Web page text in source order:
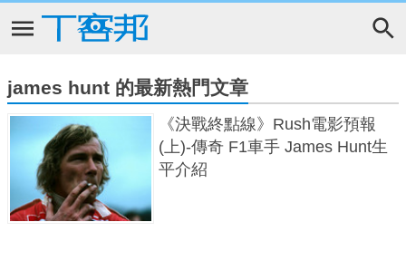
james hunt 的最新熱門文章
《決戰終點線》Rush電影預報
(上)-傳奇 F1車手 James Hunt生
平介紹